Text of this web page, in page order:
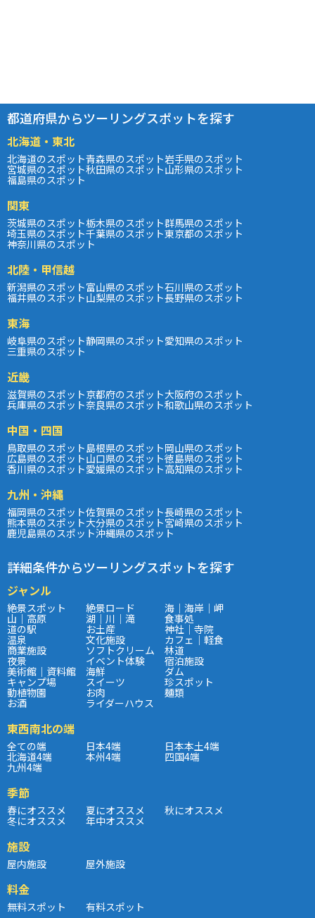
都道府県からツーリングスポットを探す
北海道・東北
北海道のスポット青森県のスポット岩手県のスポット
宮城県のスポット秋田県のスポット山形県のスポット
福島県のスポット
関東
茨城県のスポット栃木県のスポット群馬県のスポット
埼玉県のスポット千葉県のスポット東京都のスポット
神奈川県のスポット
北陸・甲信越
新潟県のスポット富山県のスポット石川県のスポット
福井県のスポット山梨県のスポット長野県のスポット
東海
岐阜県のスポット静岡県のスポット愛知県のスポット
三重県のスポット
近畿
滋賀県のスポット京都府のスポット大阪府のスポット
兵庫県のスポット奈良県のスポット和歌山県のスポット
中国・四国
鳥取県のスポット島根県のスポット岡山県のスポット
広島県のスポット山口県のスポット徳島県のスポット
香川県のスポット愛媛県のスポット高知県のスポット
九州・沖縄
福岡県のスポット佐賀県のスポット長崎県のスポット
熊本県のスポット大分県のスポット宮崎県のスポット
鹿児島県のスポット沖縄県のスポット
詳細条件からツーリングスポットを探す
ジャンル
絶景スポット 絶景ロード 海｜海岸｜岬
山｜高原 湖｜川｜滝 食事処
道の駅 お土産 神社｜寺院
温泉 文化施設 カフェ｜軽食
商業施設 ソフトクリーム 林道
夜景 イベント体験 宿泊施設
美術館｜資料館 海鮮 ダム
キャンプ場 スイーツ 珍スポット
動植物園 お肉 麺類
お酒 ライダーハウス
東西南北の端
全ての端 日本4端 日本本土4端
北海道4端 本州4端 四国4端
九州4端
季節
春にオススメ 夏にオススメ 秋にオススメ
冬にオススメ 年中オススメ
施設
屋内施設 屋外施設
料金
無料スポット 有料スポット